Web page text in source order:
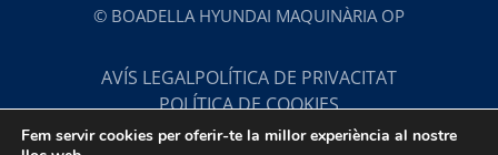
© BOADELLA HYUNDAI MAQUINÀRIA OP
AVÍS LEGALPOLÍTICA DE PRIVACITAT
POLÍTICA DE COOKIES
Fem servir cookies per oferir-te la millor experiència al nostre